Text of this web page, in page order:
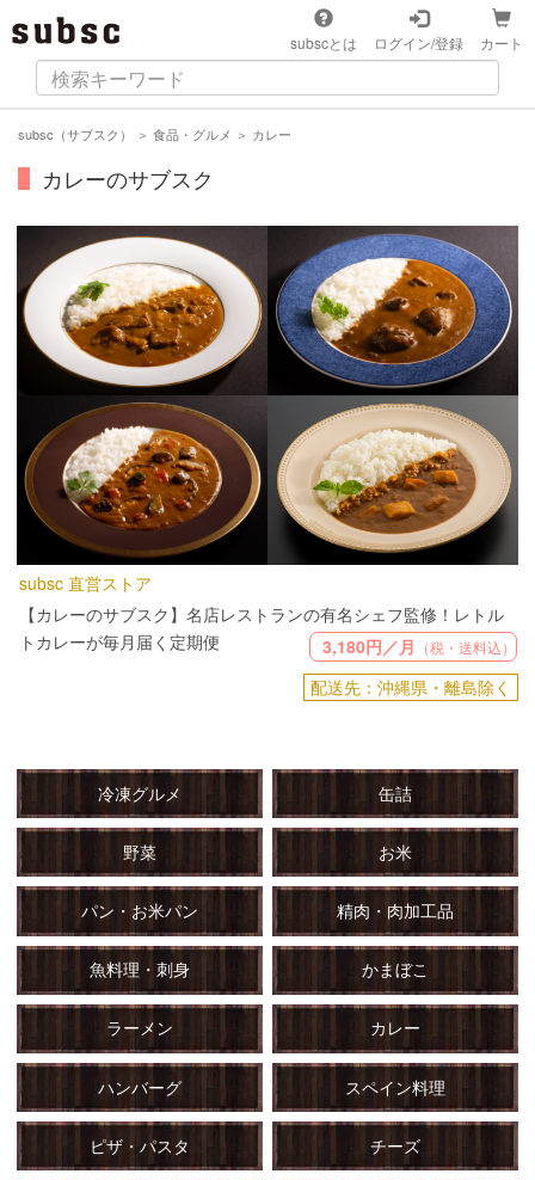
subscとは ログイン/登録 カート
subsc（サブスク） ＞ 食品・グルメ ＞ カレー
カレーのサブスク
subsc 直営ストア
【カレーのサブスク】名店レストランの有名シェフ監修！レトル
トカレーが毎月届く定期便
3,180円／月 （税・送料込）
配送先：沖縄県・離島除く
冷凍グルメ 缶詰
野菜 お米
パン・お米パン 精肉・肉加工品
魚料理・刺身 かまぼこ
ラーメン カレー
ハンバーグ スペイン料理
ピザ・パスタ チーズ